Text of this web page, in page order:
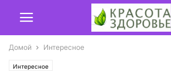
Домой Интересное
Интересное